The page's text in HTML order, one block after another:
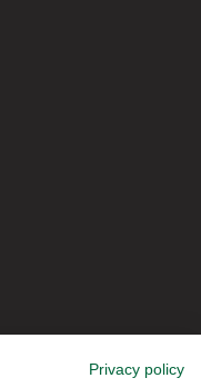
Privacy policy